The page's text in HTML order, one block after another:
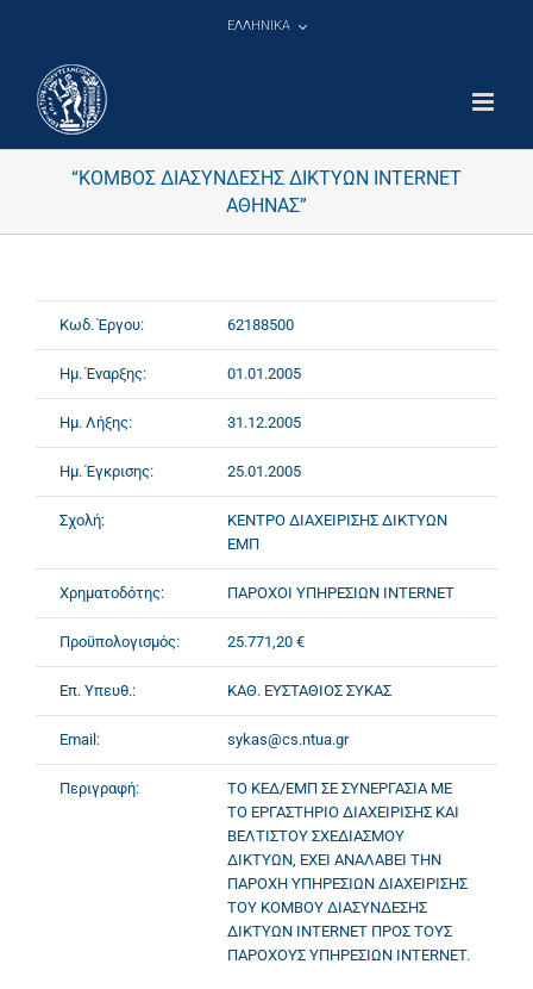
ΕΛΛΗΝΙΚΑ
“ΚΟΜΒΟΣ ΔΙΑΣΥΝΔΕΣΗΣ ΔΙΚΤΥΩΝ INTERNET
ΑΘΗΝΑΣ”
Κωδ. Έργου: 62188500
Ημ. Έναρξης: 01.01.2005
Ημ. Λήξης: 31.12.2005
Ημ. Έγκρισης: 25.01.2005
Σχολή:
ΚΕΝΤΡΟ ΔΙΑΧΕΙΡΙΣΗΣ ΔΙΚΤΥΩΝ
ΕΜΠ
Χρηματοδότης: ΠΑΡΟΧΟΙ ΥΠΗΡΕΣΙΩΝ INTERNET
Προϋπολογισμός: 25.771,20 €
Επ. Υπευθ.: ΚΑΘ. ΕΥΣΤΑΘΙΟΣ ΣΥΚΑΣ
Email: sykas@cs.ntua.gr
Περιγραφή:
ΤΟ ΚΕΔ/ΕΜΠ ΣΕ ΣΥΝΕΡΓΑΣΙΑ ΜΕ
ΤΟ ΕΡΓΑΣΤΗΡΙΟ ΔΙΑΧΕΙΡΙΣΗΣ ΚΑΙ
ΒΕΛΤΙΣΤΟΥ ΣΧΕΔΙΑΣΜΟΥ
ΔΙΚΤΥΩΝ, ΕΧΕΙ ΑΝΑΛΑΒΕΙ ΤΗΝ
ΠΑΡΟΧΗ ΥΠΗΡΕΣΙΩΝ ΔΙΑΧΕΙΡΙΣΗΣ
ΤΟΥ ΚΟΜΒΟΥ ΔΙΑΣΥΝΔΕΣΗΣ
ΔΙΚΤΥΩΝ INTERNET ΠΡΟΣ ΤΟΥΣ
ΠΑΡΟΧΟΥΣ ΥΠΗΡΕΣΙΩΝ INTERNET.